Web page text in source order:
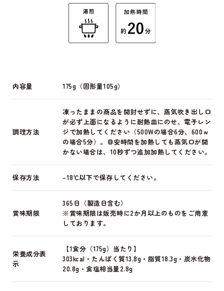
内容量 175g（固形量105g）
調理方法
凍ったままの商品を開封せずに、蒸気吹き出し口
が必ず上面になるように耐熱皿にのせ、電子レン
ジで加熱してください（500Wの場合6分、600ｗ
の場合5分）。目安時間を加熱しても蒸気口が開
かない場合は、10秒ずつ追加加熱してください。
保存方法 -18℃以下で保存してください。
賞味期限
365日（製造日含む）
※賞味期限は販売時に2か月以上のものをご用意
しております。
栄養成分表
示
【1食分（175g）当たり】
303kcal・たんぱく質13.8g・脂質18.3g・炭水化物
20.8g・食塩相当量2.8g